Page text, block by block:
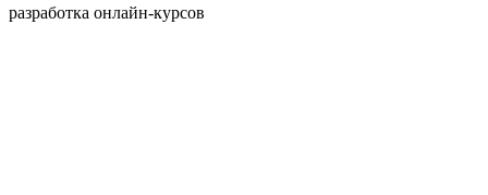
разработка онлайн-курсов